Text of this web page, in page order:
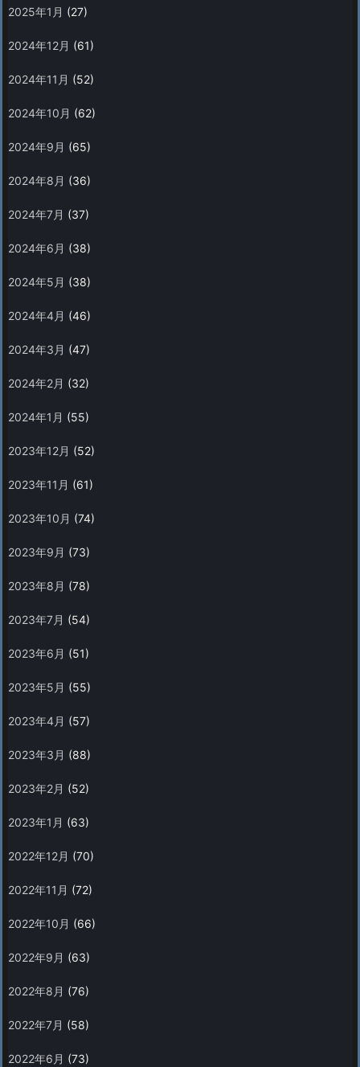
2025年1月 (27)
2024年12月 (61)
2024年11月 (52)
2024年10月 (62)
2024年9月 (65)
2024年8月 (36)
2024年7月 (37)
2024年6月 (38)
2024年5月 (38)
2024年4月 (46)
2024年3月 (47)
2024年2月 (32)
2024年1月 (55)
2023年12月 (52)
2023年11月 (61)
2023年10月 (74)
2023年9月 (73)
2023年8月 (78)
2023年7月 (54)
2023年6月 (51)
2023年5月 (55)
2023年4月 (57)
2023年3月 (88)
2023年2月 (52)
2023年1月 (63)
2022年12月 (70)
2022年11月 (72)
2022年10月 (66)
2022年9月 (63)
2022年8月 (76)
2022年7月 (58)
2022年6月 (73)